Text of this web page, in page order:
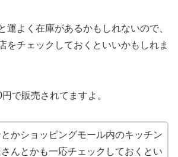
運よく在庫があるかもしれないので、
をチェックしておくといいかもしれま
で販売されてますよ。
かショッピングモール内のキッチン
んとかも一応チェックしておくとい